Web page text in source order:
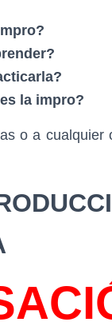
la impro?
o a cualquier